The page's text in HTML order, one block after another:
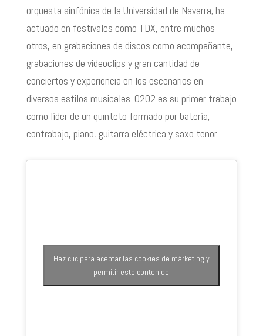
orquesta sinfónica de la Universidad de Navarra; ha
actuado en festivales como TDX, entre muchos
otros, en grabaciones de discos como acompañante,
grabaciones de videoclips y gran cantidad de
conciertos y experiencia en los escenarios en
diversos estilos musicales. 0202 es su primer trabajo
como líder de un quinteto formado por batería,
contrabajo, piano, guitarra eléctrica y saxo tenor.
Haz clic para aceptar las cookies de márketing y
permitir este contenido